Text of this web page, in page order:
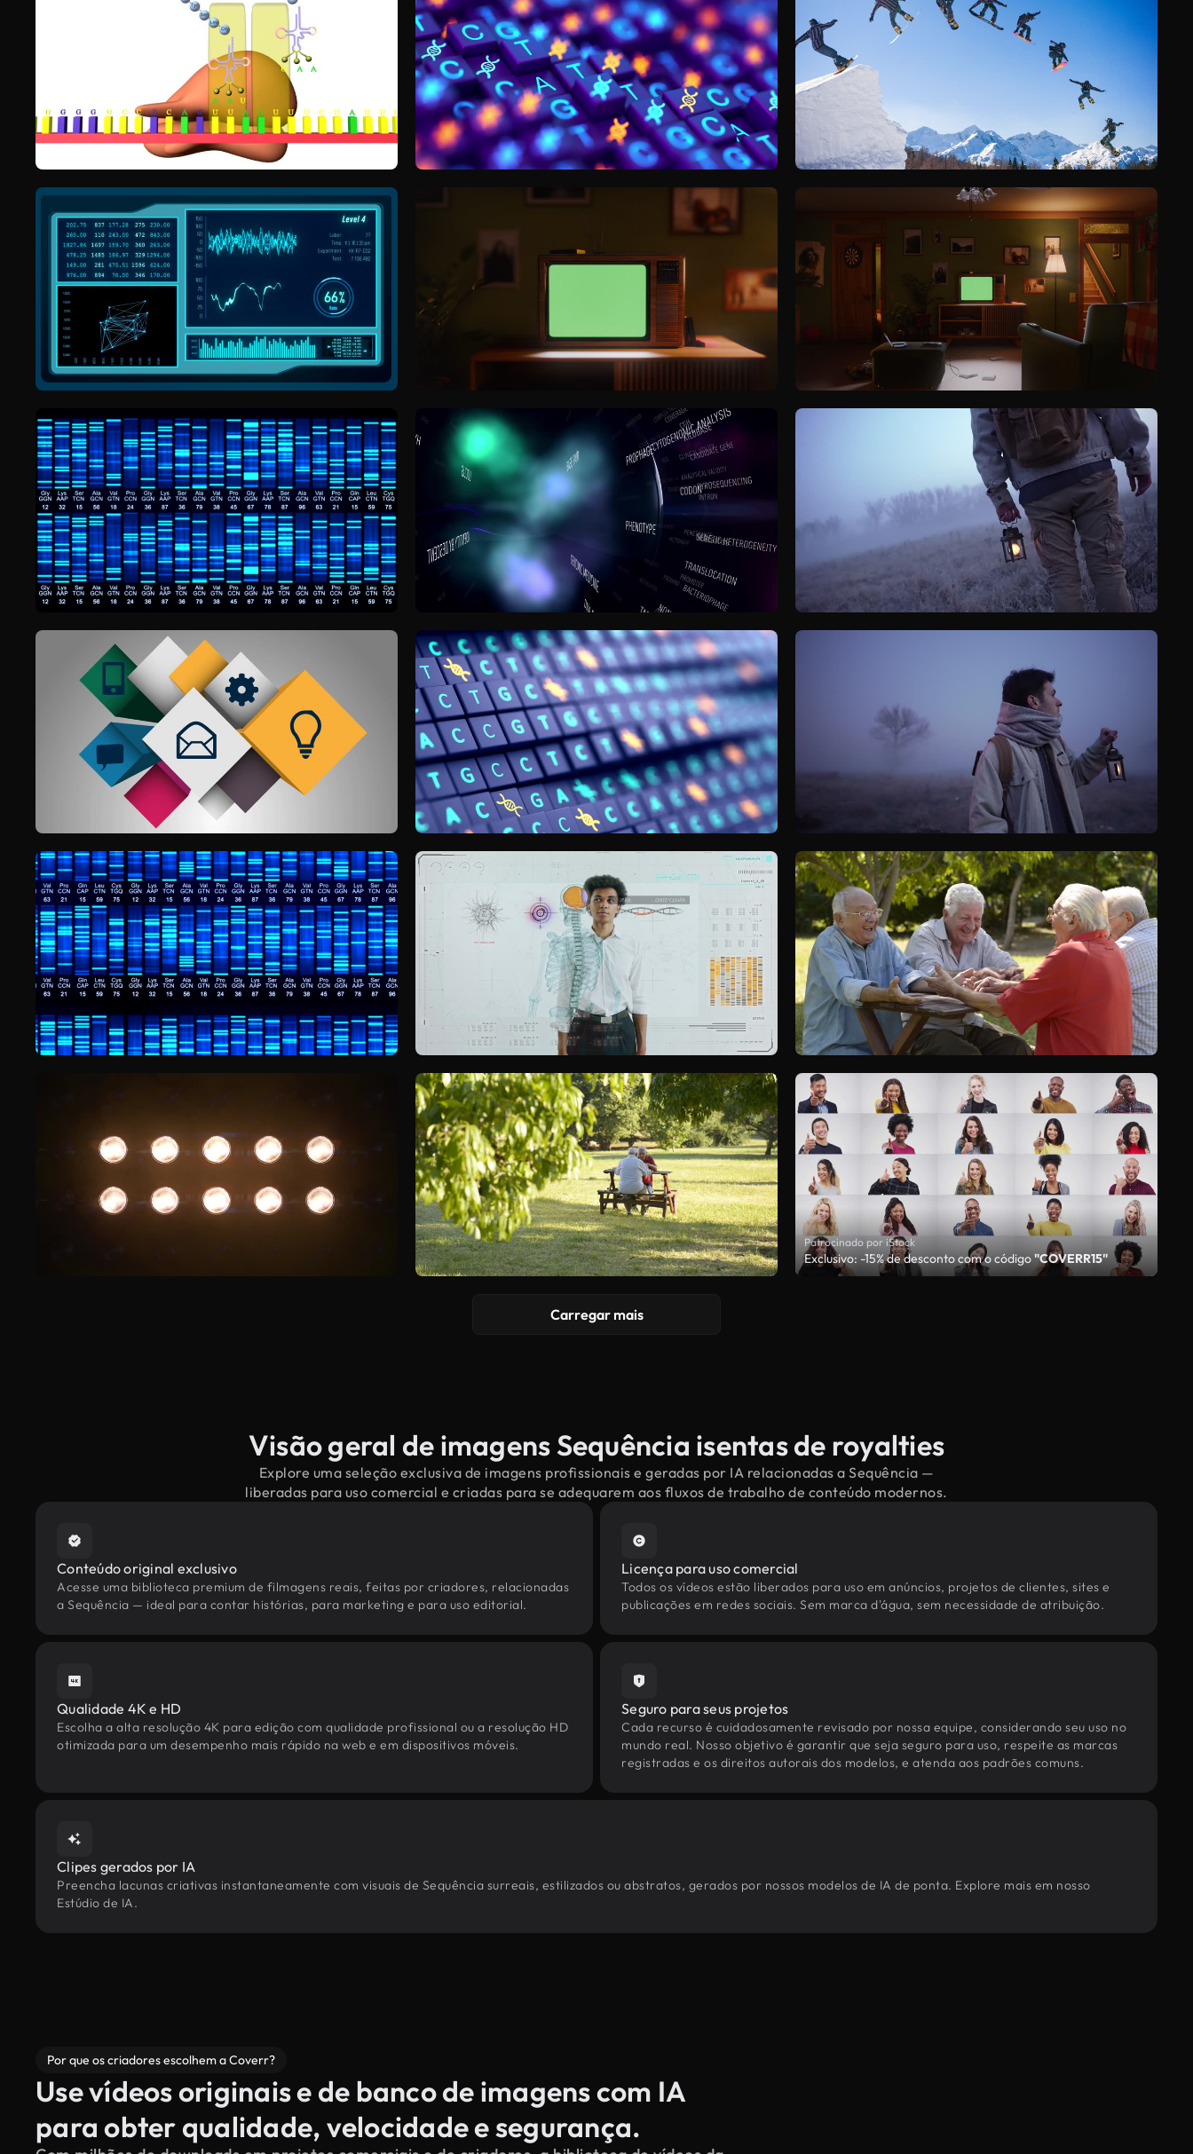
Patrocinado por iStock
Exclusivo: -15% de desconto com o código"COVERR15"
Carregar mais
Visão geral de imagens Sequência isentas de royalties
Explore uma seleção exclusiva de imagens profissionais e geradas por IA relacionadas a Sequência —
liberadas para uso comercial e criadas para se adequarem aos fluxos de trabalho de conteúdo modernos.
Conteúdo original exclusivo
Acesse uma biblioteca premium de filmagens reais, feitas por criadores, relacionadas
a Sequência — ideal para contar histórias, para marketing e para uso editorial.
Licença para uso comercial
Todos os vídeos estão liberados para uso em anúncios, projetos de clientes, sites e
publicações em redes sociais. Sem marca d'água, sem necessidade de atribuição.
Qualidade 4K e HD
Escolha a alta resolução 4K para edição com qualidade profissional ou a resolução HD
otimizada para um desempenho mais rápido na web e em dispositivos móveis.
Seguro para seus projetos
Cada recurso é cuidadosamente revisado por nossa equipe, considerando seu uso no
mundo real. Nosso objetivo é garantir que seja seguro para uso, respeite as marcas
registradas e os direitos autorais dos modelos, e atenda aos padrões comuns.
Clipes gerados por IA
Preencha lacunas criativas instantaneamente com visuais de Sequência surreais, estilizados ou abstratos, gerados por nossos modelos de IA de ponta. Explore mais em nosso
Estúdio de IA.
Por que os criadores escolhem a Coverr?
Use vídeos originais e de banco de imagens com IA
para obter qualidade, velocidade e segurança.